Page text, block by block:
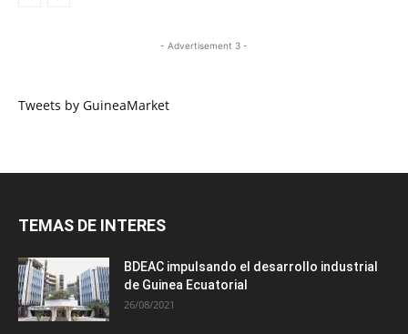
- Advertisement 3 -
Tweets by GuineaMarket
TEMAS DE INTERES
BDEAC impulsando el desarrollo industrial
de Guinea Ecuatorial
26/08/2021